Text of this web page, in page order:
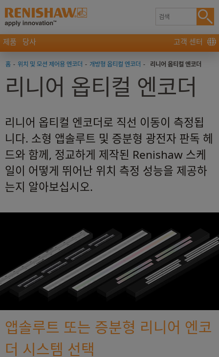
제품 당사 고객 센터
홈 - 위치 및 모션 제어용 엔코더 - 개방형 옵티컬 엔코더 - 리니어 옵티컬 엔코더
리니어 옵티컬 엔코더
리니어 옵티컬 엔코더로 직선 이동이 측정됩
니다. 소형 앱솔루트 및 증분형 광전자 판독 헤
드와 함께, 정교하게 제작된 Renishaw 스케
일이 어떻게 뛰어난 위치 측정 성능을 제공하
는지 알아보십시오.
앱솔루트 또는 증분형 리니어 엔코
더 시스템 선택